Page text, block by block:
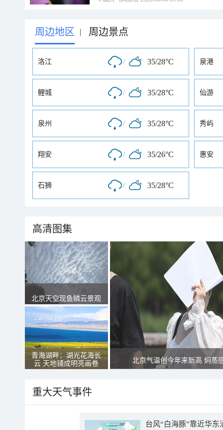
周边地区 | 周边景点
洛江 / 35/28°C 泉港
鲤城 / 35/28°C 仙游
泉州 / 35/28°C 秀屿
翔安 / 35/26°C 惠安
石狮 / 35/28°C
高清图集
北京天空现鱼鳞云景观
青海湖畔：湖光花海长
云 天地铺成明亮画卷
北京气温创今年来新高 焖蒸
重大天气事件
台风“白海豚”靠近华